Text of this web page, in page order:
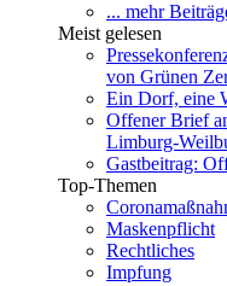
... mehr
Meist gelesen
von Grünen
Ein Dorf, eine
Offener Brief
Limburg-
Gastbeitrag:
Top-Themen
Maskenpflicht
Rechtliches
Impfung